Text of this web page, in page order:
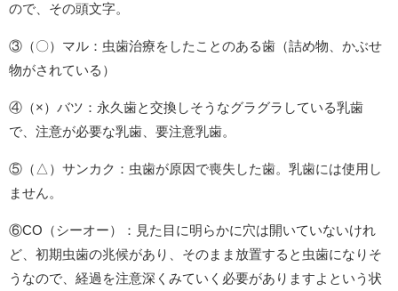
ので、その頭文字。
③（〇）マル：虫歯治療をしたことのある歯（詰め物、かぶせ
物がされている）
④（×）バツ：永久歯と交換しそうなグラグラしている乳歯
で、注意が必要な乳歯、要注意乳歯。
⑤（△）サンカク：虫歯が原因で喪失した歯。乳歯には使用し
ません。
⑥CO（シーオー）：見た目に明らかに穴は開いていないけれ
ど、初期虫歯の兆候があり、そのまま放置すると虫歯になりそ
うなので、経過を注意深くみていく必要がありますよという状